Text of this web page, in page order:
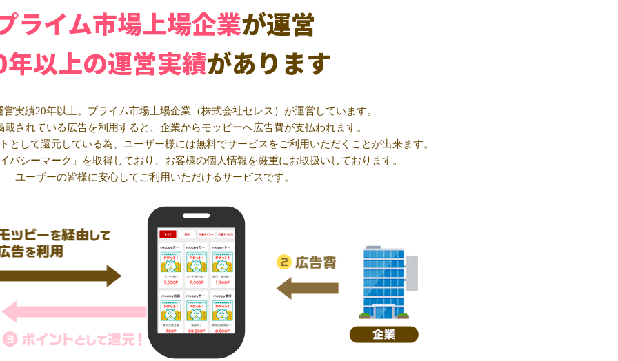
ライム市場上場企業が運営
以上の運営実績があります
実績20年以上。プライム市場上場企業（株式会社セレス）が運営しています。
載されている広告を利用すると、企業からモッピーへ広告費が支払われます。
として還元している為、ユーザー様には無料でサービスをご利用いただくことが出来ます。
バシーマーク」を取得しており、お客様の個人情報を厳重にお取扱いしております。
ユーザーの皆様に安心してご利用いただけるサービスです。